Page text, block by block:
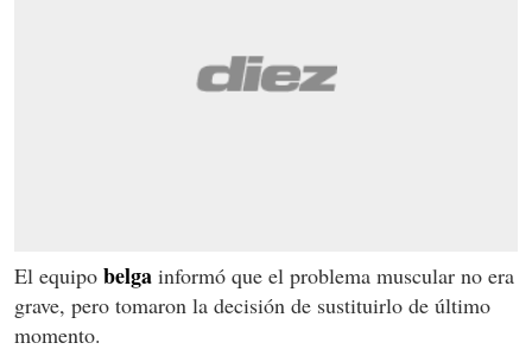
El equipo belga informó que el problema muscular no era
grave, pero tomaron la decisión de sustituirlo de último
momento.